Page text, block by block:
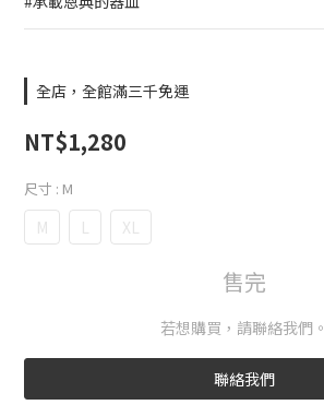
全店，全館滿三千免運
NT$1,280
尺寸 : M
M L XL
售完
若想購買，請聯絡我們。
聯絡我們